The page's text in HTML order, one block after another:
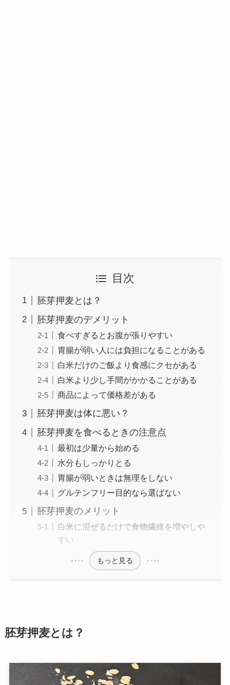
目次
胚芽押麦とは？
胚芽押麦のデメリット
食べすぎるとお腹が張りやすい
胃腸が弱い人には負担になることがある
白米だけのご飯より食感にクセがある
白米より少し手間がかかることがある
商品によって価格差がある
胚芽押麦は体に悪い？
胚芽押麦を食べるときの注意点
最初は少量から始める
水分もしっかりとる
胃腸が弱いときは無理をしない
グルテンフリー目的なら選ばない
胚芽押麦のメリット
白米に混ぜるだけで食物繊維を増やしや
すい
もっと見る
胚芽押麦とは？